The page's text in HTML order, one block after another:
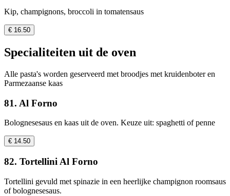
Kip, champignons, broccoli in tomatensaus
€ 16.50
Specialiteiten uit de oven
Alle pasta's worden geserveerd met broodjes met kruidenboter en
Parmezaanse kaas
81. Al Forno
Bolognesesaus en kaas uit de oven. Keuze uit: spaghetti of penne
€ 14.50
82. Tortellini Al Forno
Tortellini gevuld met spinazie in een heerlijke champignon roomsaus
of bolognesesaus.